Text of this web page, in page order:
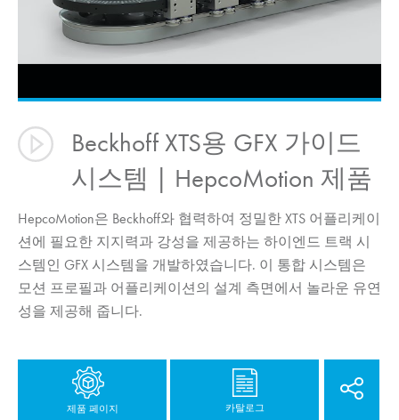
Beckhoff XTS용 GFX 가이드
시스템 | HepcoMotion 제품
HepcoMotion은 Beckhoff와 협력하여 정밀한 XTS 어플리케이
션에 필요한 지지력과 강성을 제공하는 하이엔드 트랙 시
스템인 GFX 시스템을 개발하였습니다. 이 통합 시스템은
모션 프로필과 어플리케이션의 설계 측면에서 놀라운 유연
성을 제공해 줍니다.
제품 페이지 카탈로그